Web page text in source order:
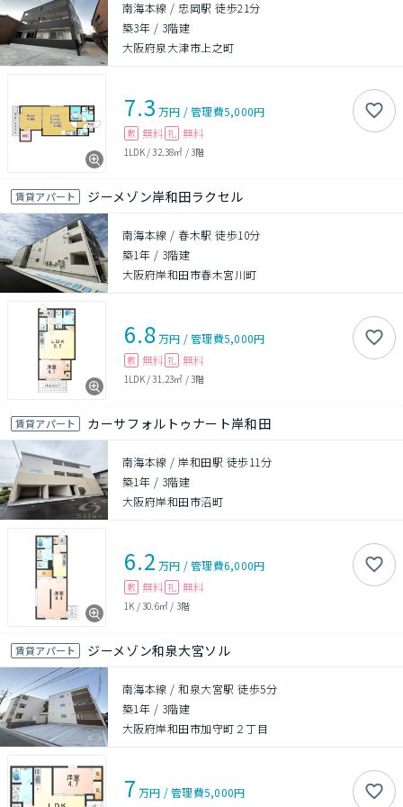
南海本線 / 忠岡駅 徒歩21分
築3年 / 3階建
大阪府泉大津市上之町
7.3 万円 /管理費5,000円
敷 無料 礼 無料
1LDK/32.38㎡ /3階
賃貸アパート ジーメゾン岸和田ラクセル
南海本線 / 春木駅 徒歩10分
築1年 / 3階建
大阪府岸和田市春木宮川町
6.8万円 /管理費5,000円
敷 無料 礼 無料
1LDK/31.23㎡ /3階
賃貸アパート カーサフォルトゥナート岸和田
南海本線 / 岸和田駅 徒歩11分
築1年 / 3階建
大阪府岸和田市沼町
6.2 万円 /管理費6,000円
敷 無料 礼 無料
1K /30.6㎡ / 3階
賃貸アパート ジーメゾン和泉大宮ソル
南海本線 / 和泉大宮駅 徒歩5分
築1年 / 3階建
大阪府岸和田市加守町２丁目
7 万円 /管理費5,000円